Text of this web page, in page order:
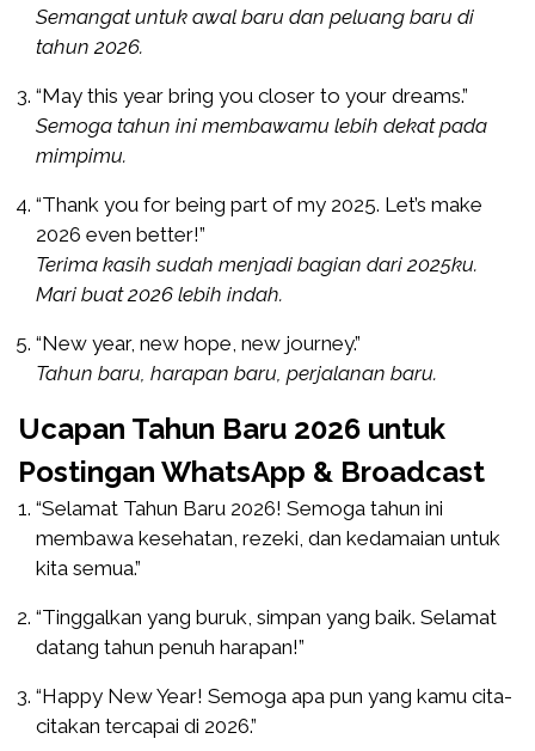
Semangat untuk awal baru dan peluang baru di
tahun 2026.
“May this year bring you closer to your dreams.”
Semoga tahun ini membawamu lebih dekat pada
mimpimu.
“Thank you for being part of my 2025. Let’s make
2026 even better!”
Terima kasih sudah menjadi bagian dari 2025ku.
Mari buat 2026 lebih indah.
“New year, new hope, new journey.”
Tahun baru, harapan baru, perjalanan baru.
Ucapan Tahun Baru 2026 untuk
Postingan WhatsApp & Broadcast
“Selamat Tahun Baru 2026! Semoga tahun ini
membawa kesehatan, rezeki, dan kedamaian untuk
kita semua.”
“Tinggalkan yang buruk, simpan yang baik. Selamat
datang tahun penuh harapan!”
“Happy New Year! Semoga apa pun yang kamu cita-
citakan tercapai di 2026.”